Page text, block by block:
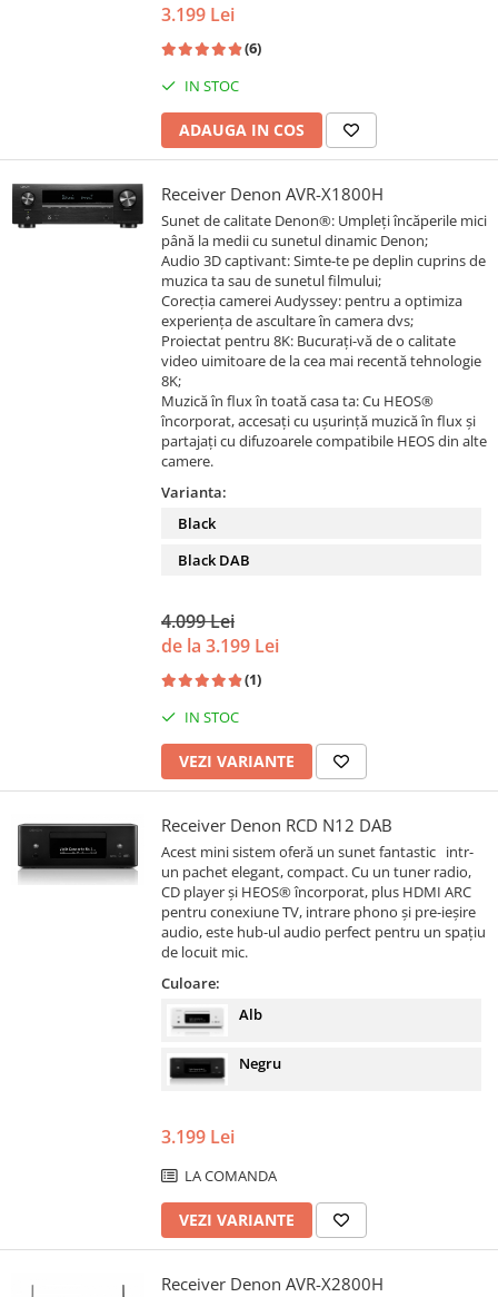
3.199 Lei
(6)
IN STOC
ADAUGA IN COS
Receiver Denon AVR-X1800H
Sunet de calitate Denon®: Umpleți încăperile mici
până la medii cu sunetul dinamic Denon;
Audio 3D captivant: Simte-te pe deplin cuprins de
muzica ta sau de sunetul filmului;
Corecția camerei Audyssey: pentru a optimiza
experiența de ascultare în camera dvs;
Proiectat pentru 8K: Bucurați-vă de o calitate
video uimitoare de la cea mai recentă tehnologie
8K;
Muzică în flux în toată casa ta: Cu HEOS®
încorporat, accesați cu ușurință muzică în flux și
partajați cu difuzoarele compatibile HEOS din alte
camere.
Varianta:
Black
Black DAB
4.099 Lei
de la 3.199 Lei
(1)
IN STOC
VEZI VARIANTE
Receiver Denon RCD N12 DAB
Acest mini sistem oferă un sunet fantastic intr-
un pachet elegant, compact. Cu un tuner radio,
CD player și HEOS® încorporat, plus HDMI ARC
pentru conexiune TV, intrare phono și pre-ieșire
audio, este hub-ul audio perfect pentru un spațiu
de locuit mic.
Culoare:
Alb
Negru
3.199 Lei
LA COMANDA
VEZI VARIANTE
Receiver Denon AVR-X2800H